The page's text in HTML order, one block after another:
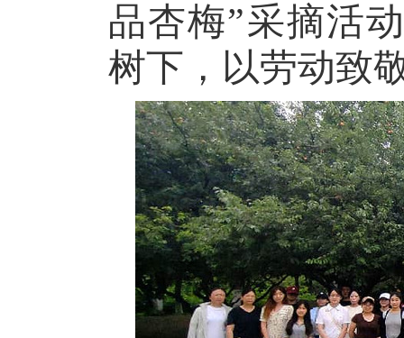
品杏梅”采摘活
树下，以劳动致